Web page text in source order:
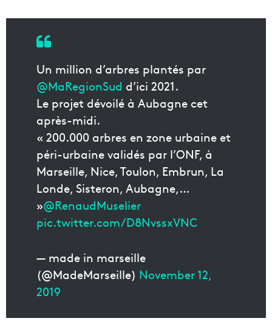
Un million d’arbres plantés par
@MaRegionSud d’ici 2021.
Le projet dévoilé à Aubagne cet
après-midi.
« 200.000 arbres en zone urbaine et
péri-urbaine validés par l’ONF, à
Marseille, Nice, Toulon, Embrun, La
Londe, Sisteron, Aubagne,…
»@RenaudMuselier
pic.twitter.com/D8NvssxVNC
— made in marseille
(@MadeMarseille) November 12,
2019